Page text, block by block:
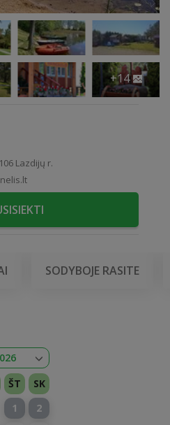
+14
Lazdijų r.
SODYBOJE RASITE
ŠT
SK
1
2